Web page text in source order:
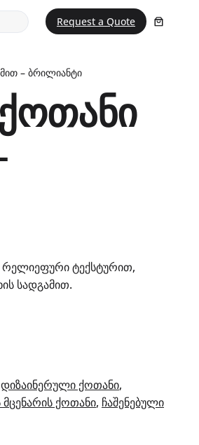
Request a Quote
– ბრილიანტი
რელიეფური ტექსტურით,
სადგამით.
დიზაინერული ქოთანი
ქოთანი, ჩაშენებული